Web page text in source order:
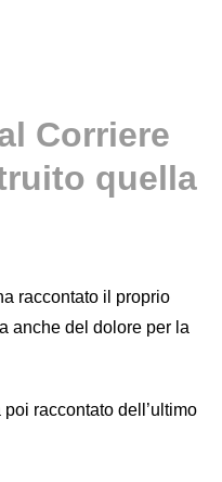
Corriere
quella
raccontato il proprio
anche del dolore per la
raccontato dell’ultimo